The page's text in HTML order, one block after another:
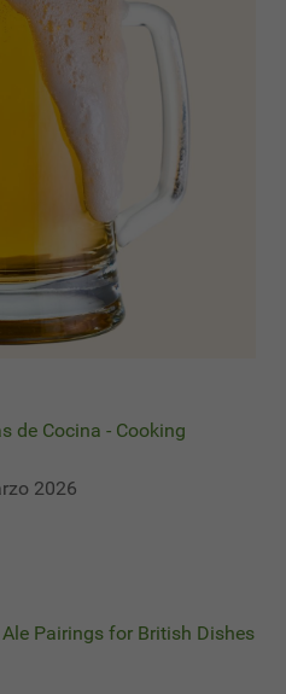
de Cocina - Cooking
2026
Pairings for British Dishes